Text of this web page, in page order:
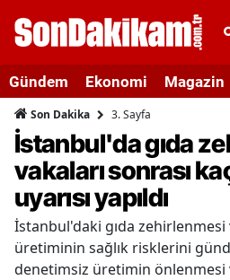
Gündem Ekonomi Magazin
Son Dakika 3. Sayfa
İstanbul'da gıda
vakaları sonrası
uyarısı yapıldı
İstanbul'daki gıda zehirlenmesi
üretiminin sağlık risklerini
denetimsiz üretimin